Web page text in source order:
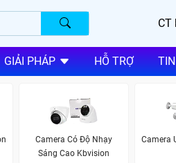
CT
GIẢI PHÁP HỖ TRỢ
Camera Có Độ Nhạy
Sáng Cao Kbvision
Camera